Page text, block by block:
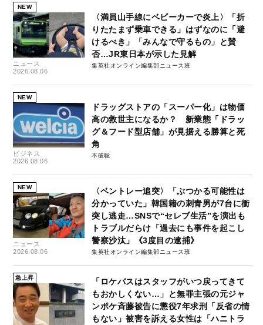
NEW
ニュース
2026.08.06
〈満員山手線にベビーカーで炎上〉「折
りたたまず乗車できる」はずなのに「避
けるべき」「みんなで守るもの」と賛
否…JR東日本が示した見解
集英社オンライン編集部ニュース班
NEW
ビジネス
2026.08.06
ドラッグストアの「スーパー化」は物価
高の救世主になるか？ 新業態「ドラッ
グ＆フード型店舗」が見据える勝算と死
角
不破聡
NEW
ニュース
2026.08.06
〈ベントレー追突〉「ぶつかる可能性は
分かっていた」韓国籍の刺青男が7台に衝
突し逃走…SNSで“セレブ生活”を演出も
トラブルだらけ「過去にも事件を起こし
警察沙汰」《3度目の逮捕》
集英社オンライン編集部ニュース班
急上昇
「ロケバスはスタッフがいつ戻ってきて
もおかしくない…」と無罪主張の元ジャ
ンポケ斉藤被告に懲役7年求刑「反省の情
もない」被害を訴える女性は「ハニトラ